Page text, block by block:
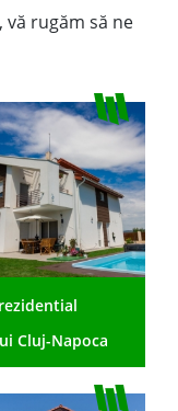
rugăm să ne
Cluj-Napoca